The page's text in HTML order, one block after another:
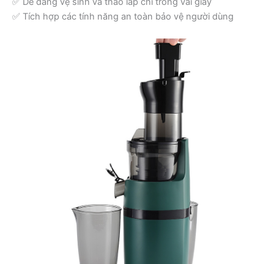
✅ Tích hợp các tính năng an toàn bảo vệ người dùng